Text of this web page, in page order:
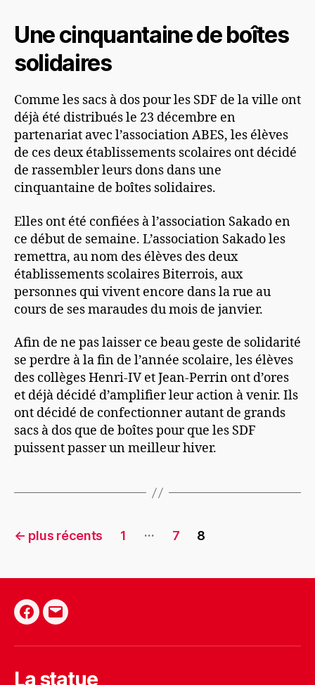
Une cinquantaine de boîtes
solidaires
Comme les sacs à dos pour les SDF de la ville ont
déjà été distribués le 23 décembre en
partenariat avec l’association ABES, les élèves
de ces deux établissements scolaires ont décidé
de rassembler leurs dons dans une
cinquantaine de boîtes solidaires.
Elles ont été confiées à l’association Sakado en
ce début de semaine. L’association Sakado les
remettra, au nom des élèves des deux
établissements scolaires Biterrois, aux
personnes qui vivent encore dans la rue au
cours de ses maraudes du mois de janvier.
Afin de ne pas laisser ce beau geste de solidarité
se perdre à la fin de l’année scolaire, les élèves
des collèges Henri-IV et Jean-Perrin ont d’ores
et déjà décidé d’amplifier leur action à venir. Ils
ont décidé de confectionner autant de grands
sacs à dos que de boîtes pour que les SDF
puissent passer un meilleur hiver.
Pagination
publications
← plus récents 1 … 7 8
Facebook
E-
La statue